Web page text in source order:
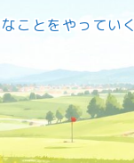
ことをやっていく